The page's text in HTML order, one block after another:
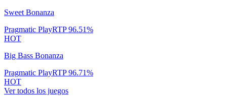
Sweet Bonanza
Pragmatic PlayRTP96.51%
HOT
Big Bass Bonanza
Pragmatic PlayRTP96.71%
HOT
Ver todos los juegos